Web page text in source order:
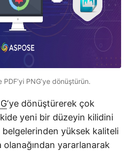
PDF’yi PNG’ye dönüştürün.
‘ye dönüştürerek çok
yeni bir düzeyin kilidini
belgelerinden yüksek kaliteli
yararlanarak